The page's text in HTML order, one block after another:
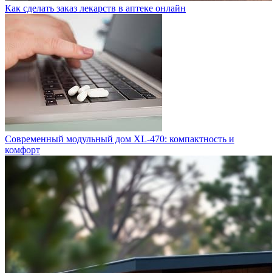
Как сделать заказ лекарств в аптеке онлайн
Современный модульный дом XL-470: компактность и
комфорт